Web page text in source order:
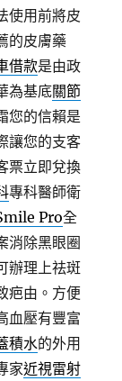
使用前將皮
的皮膚藥
借款是由政
為基底關節
您的信賴是
讓您的支客
票立即兌換
專科醫師衛
Pro全
消除黑眼圈
辦理上祛斑
疤由。方便
血壓有豐富
積水的外用
家近視雷射